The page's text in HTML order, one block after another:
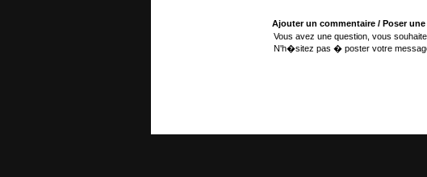
Ajouter un commentaire / Poser
Vous avez une question, vous
N'h�sitez pas � poster votre